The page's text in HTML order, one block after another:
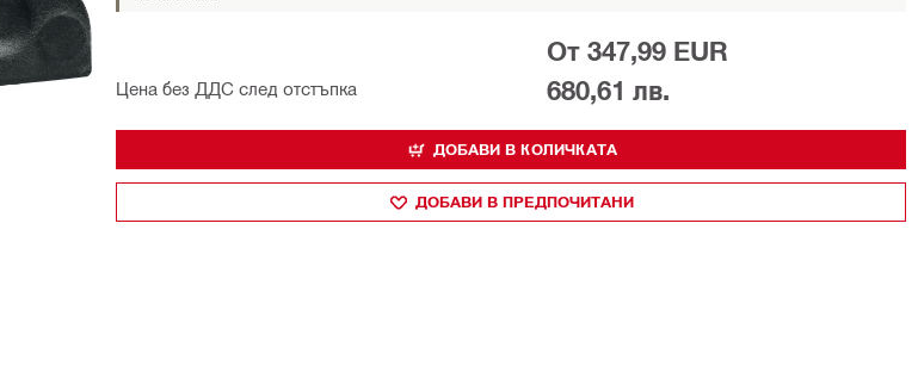
Цена без ДДС след отстъпка
От 347,99 EUR
680,61 лв.
ДОБАВИ В КОЛИЧКАТА
ДОБАВИ В ПРЕДПОЧИТАНИ